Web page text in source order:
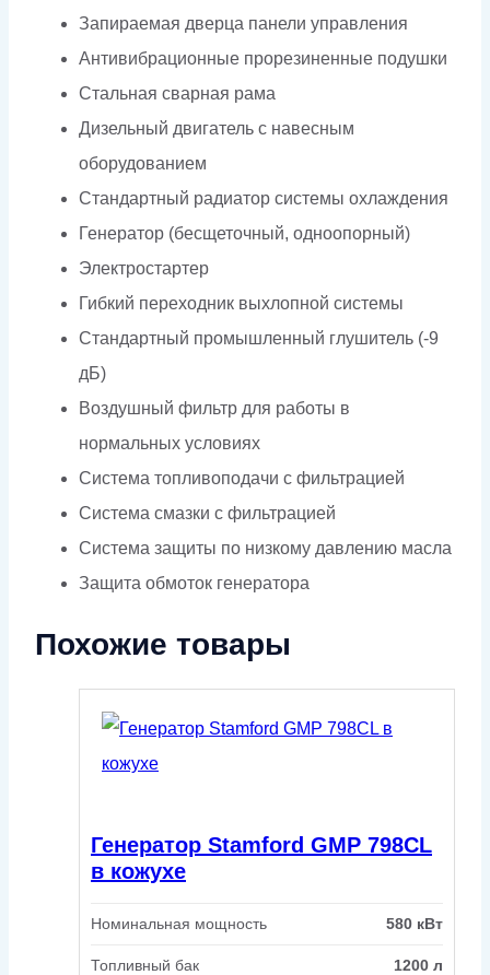
Запираемая дверца панели управления
Антивибрационные прорезиненные подушки
Стальная сварная рама
Дизельный двигатель с навесным
оборудованием
Стандартный радиатор системы охлаждения
Генератор (бесщеточный, одноопорный)
Электростартер
Гибкий переходник выхлопной системы
Стандартный промышленный глушитель (-9
дБ)
Воздушный фильтр для работы в
нормальных условиях
Система топливоподачи с фильтрацией
Система смазки с фильтрацией
Система защиты по низкому давлению масла
Защита обмоток генератора
Похожие товары
Генератор Stamford GMP 798CL
в кожухе
Номинальная мощность 580 кВт
Топливный бак 1200 л